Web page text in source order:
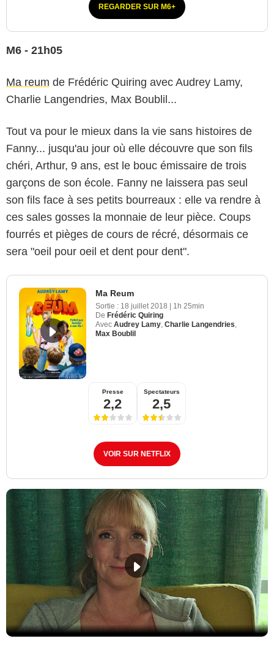
REGARDER SUR M6+
M6 - 21h05
Ma reum de Frédéric Quiring avec Audrey Lamy,
Charlie Langendries, Max Boublil...
Tout va pour le mieux dans la vie sans histoires de
Fanny... jusqu'au jour où elle découvre que son fils
chéri, Arthur, 9 ans, est le bouc émissaire de trois
garçons de son école. Fanny ne laissera pas seul
son fils face à ses petits bourreaux : elle va rendre à
ces sales gosses la monnaie de leur pièce. Coups
fourrés et pièges de cours de récré, désormais ce
sera "oeil pour oeil et dent pour dent".
Ma Reum
Sortie : 18 juillet 2018
1h 25min
De Frédéric Quiring
Avec Audrey Lamy, Charlie Langendries,
Max Boublil
Presse
2,2
Spectateurs
2,5
VOIR SUR NETFLIX